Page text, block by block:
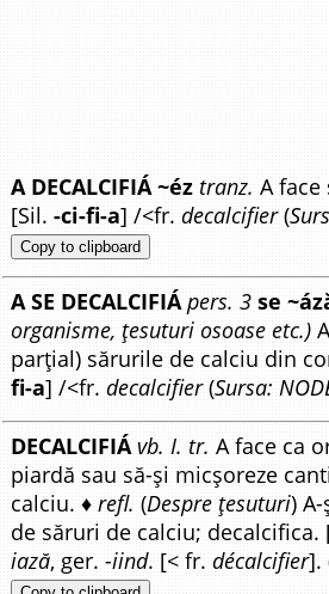
A DECALCIFIÁ ~éz tranz. A face
[Sil.-ci-fi-a] /<fr. decalcifier(
Copy to clipboard
A SE DECALCIFIÁpers. 3se
organisme, țesuturi osoase etc.)
parțial) sărurile de calciu din
fi-a] /<fr. decalcifier(Sursa:
DECALCIFIÁ vb. I. tr. A face ca
piardă sau să-și micșoreze
calciu. ♦refl. (Despre țesuturi)
de săruri de calciu;
iază, ger.-iind. [< fr.décalcifier].